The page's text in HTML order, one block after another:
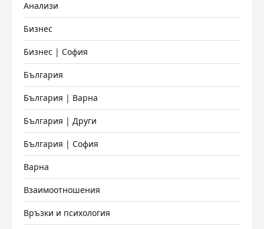
Анализи
Бизнес
Бизнес | София
България
България | Варна
България | Други
България | София
Варна
Взаимоотношения
Връзки и психология